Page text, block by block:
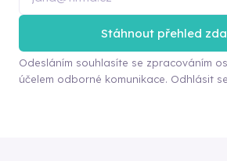
Stáhnout přehled
Odesláním souhlasíte se zpracováním
účelem odborné komunikace. Odhlásit